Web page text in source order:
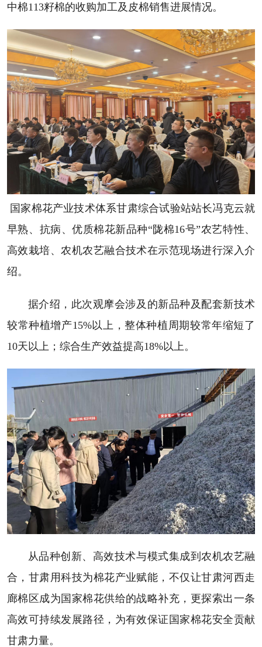
中棉113籽棉的收购加工及皮棉销售进展情况。
国家棉花产业技术体系甘肃综合试验站站长冯克云就
早熟、抗病、优质棉花新品种“陇棉16号”农艺特性、
高效栽培、农机农艺融合技术在示范现场进行深入介
绍。
据介绍，此次观摩会涉及的新品种及配套新技术
较常种植增产15%以上，整体种植周期较常年缩短了
10天以上；综合生产效益提高18%以上。
从品种创新、高效技术与模式集成到农机农艺融
合，甘肃用科技为棉花产业赋能，不仅让甘肃河西走
廊棉区成为国家棉花供给的战略补充，更探索出一条
高效可持续发展路径，为有效保证国家棉花安全贡献
甘肃力量。